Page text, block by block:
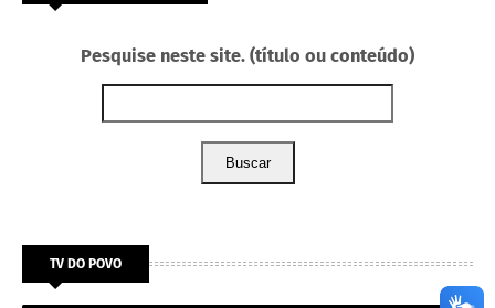
Pesquise neste site. (título ou conteúdo)
Buscar
TV DO POVO